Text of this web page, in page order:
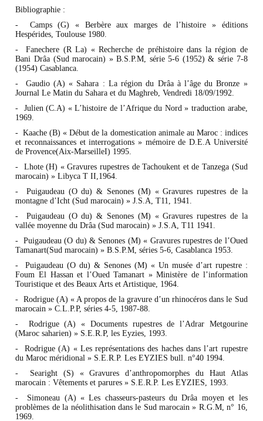
Bibliographie :
- Camps (G) « Berbère aux marges de l’histoire » éditions
Hespérides, Toulouse 1980.
- Fanechere (R La) « Recherche de préhistoire dans la région de
Bani Drâa (Sud marocain) » B.S.P.M, série 5-6 (1952) & série 7-8
(1954) Casablanca.
- Gaudio (A) « Sahara : La région du Drâa à l’âge du Bronze »
Journal Le Matin du Sahara et du Maghreb, Vendredi 18/09/1992.
- Julien (C.A) « L’histoire de l’Afrique du Nord » traduction arabe,
1969.
- Kaache (B) « Début de la domestication animale au Maroc : indices
et reconnaissances et interrogations » mémoire de D.E.A Université
de Provence(Aix-MarseilleI) 1995.
- Lhote (H) « Gravures rupestres de Tachoukent et de Tanzega (Sud
marocain) » Libyca T II,1964.
- Puigaudeau (O du) & Senones (M) « Gravures rupestres de la
montagne d’Icht (Sud marocain) » J.S.A, T11, 1941.
- Puigaudeau (O du) & Senones (M) « Gravures rupestres de la
vallée moyenne du Drâa (Sud marocain) » J.S.A, T11 1941.
- Puigaudeau (O du) & Senones (M) « Gravures rupestres de l’Oued
Tamanart(Sud marocain) » B.S.P.M, séries 5-6, Casablanca 1953.
- Puigaudeau (O du) & Senones (M) « Un musée d’art rupestre :
Foum El Hassan et l’Oued Tamanart » Ministère de l’information
Touristique et des Beaux Arts et Artistique, 1964.
- Rodrigue (A) « A propos de la gravure d’un rhinocéros dans le Sud
marocain » C.L.P.P, séries 4-5, 1987-88.
- Rodrigue (A) « Documents rupestres de l’Adrar Metgourine
(Maroc saharien) » S.E.R.P, les Eyzies, 1993.
- Rodrigue (A) « Les représentations des haches dans l’art rupestre
du Maroc méridional » S.E.R.P. Les EYZIES bull. n°40 1994.
- Searight (S) « Gravures d’anthropomorphes du Haut Atlas
marocain : Vêtements et parures » S.E.R.P. Les EYZIES, 1993.
- Simoneau (A) « Les chasseurs-pasteurs du Drâa moyen et les
problèmes de la néolithisation dans le Sud marocain » R.G.M, n° 16,
1969.